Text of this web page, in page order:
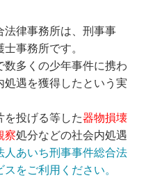
律事務所は、刑事事
事務所です。
多くの少年事件に携わ
遇を獲得したという実
を投げる等した器物損壊
察処分などの社会内処遇
人あいち刑事事件総合法
をご利用ください。